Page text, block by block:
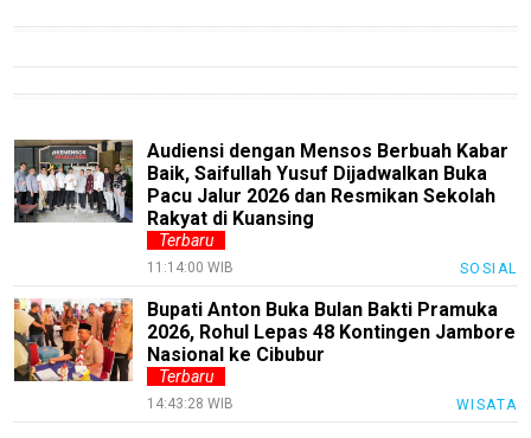
Audiensi dengan Mensos Berbuah Kabar
Baik, Saifullah Yusuf Dijadwalkan Buka
Pacu Jalur 2026 dan Resmikan Sekolah
Rakyat di Kuansing
Terbaru
11:14:00 WIB SOSIAL
Bupati Anton Buka Bulan Bakti Pramuka
2026, Rohul Lepas 48 Kontingen Jambore
Nasional ke Cibubur
Terbaru
14:43:28 WIB WISATA
Sains
Finance
InfoTerbaru
Traveling